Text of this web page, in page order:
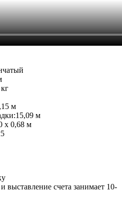
м
15,09 м
х 0,68 м
выставление счета занимает 10-